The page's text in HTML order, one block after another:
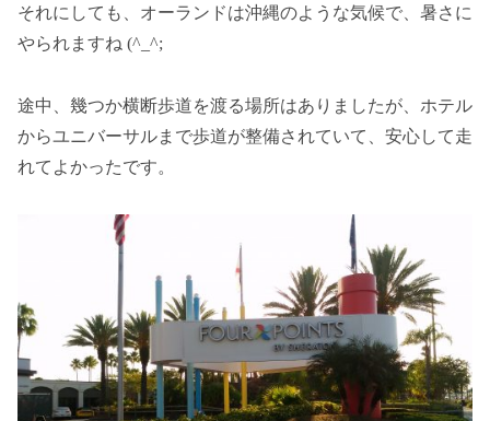
それにしても、オーランドは沖縄のような気候で、暑さに
やられますね (^_^;
途中、幾つか横断歩道を渡る場所はありましたが、ホテル
からユニバーサルまで歩道が整備されていて、安心して走
れてよかったです。